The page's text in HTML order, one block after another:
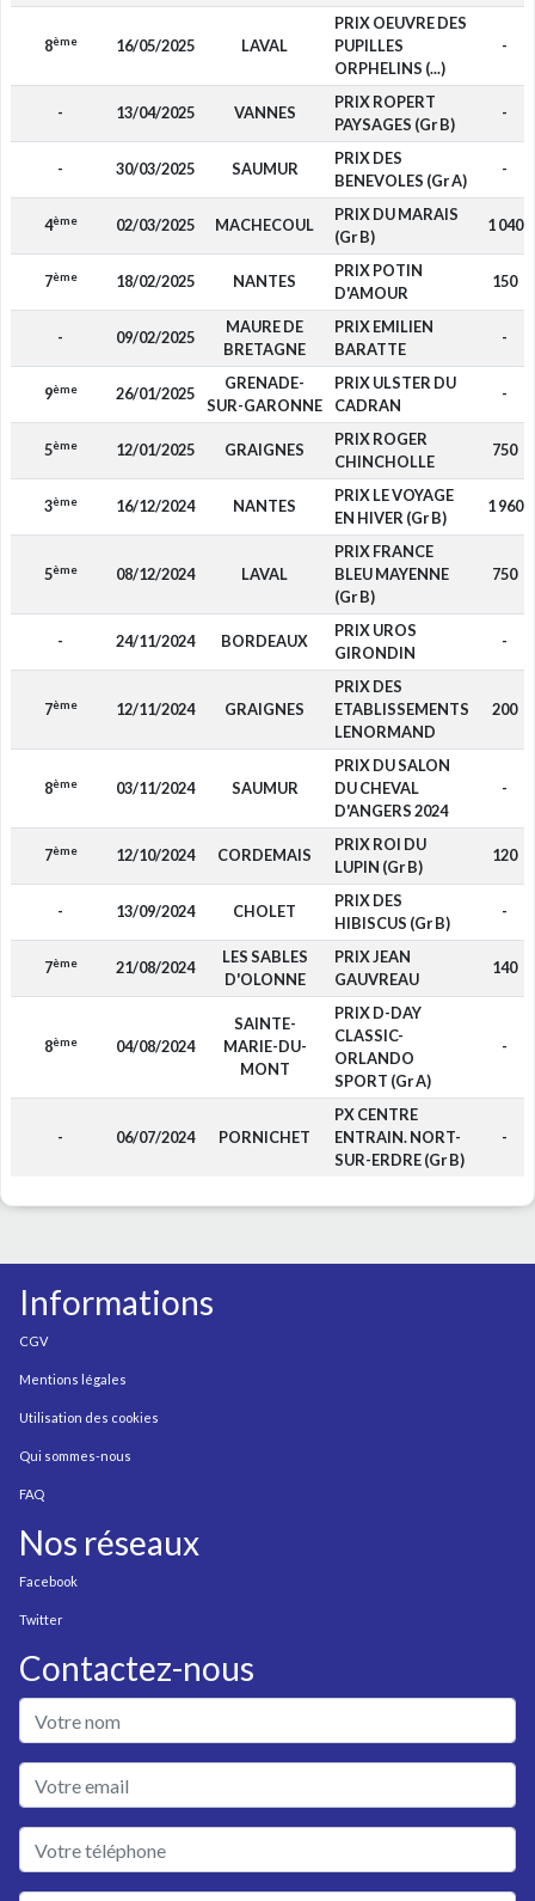
8ème 16/05/2025 LAVAL
PRIX OEUVRE DES
PUPILLES
ORPHELINS (...)
-
- 13/04/2025 VANNES
PRIX ROPERT
PAYSAGES (Gr B)
-
- 30/03/2025 SAUMUR
PRIX DES
BENEVOLES (Gr A)
-
4ème 02/03/2025 MACHECOUL
PRIX DU MARAIS
(Gr B)
1 040
7ème 18/02/2025 NANTES
PRIX POTIN
D'AMOUR
150
- 09/02/2025
MAURE DE
BRETAGNE
PRIX EMILIEN
BARATTE
-
9ème 26/01/2025
GRENADE-
SUR-GARONNE
PRIX ULSTER DU
CADRAN
-
5ème 12/01/2025 GRAIGNES
PRIX ROGER
CHINCHOLLE
750
3ème 16/12/2024 NANTES
PRIX LE VOYAGE
EN HIVER (Gr B)
1 960
5ème 08/12/2024 LAVAL
PRIX FRANCE
BLEU MAYENNE
(Gr B)
750
- 24/11/2024 BORDEAUX
PRIX UROS
GIRONDIN
-
7ème 12/11/2024 GRAIGNES
PRIX DES
ETABLISSEMENTS
LENORMAND
200
8ème 03/11/2024 SAUMUR
PRIX DU SALON
DU CHEVAL
D'ANGERS 2024
-
7ème 12/10/2024 CORDEMAIS
PRIX ROI DU
LUPIN (Gr B)
120
- 13/09/2024 CHOLET
PRIX DES
HIBISCUS (Gr B)
-
7ème 21/08/2024
LES SABLES
D'OLONNE
PRIX JEAN
GAUVREAU
140
8ème 04/08/2024
SAINTE-
MARIE-DU-
MONT
PRIX D-DAY
CLASSIC-
ORLANDO
SPORT (Gr A)
-
- 06/07/2024 PORNICHET
PX CENTRE
ENTRAIN. NORT-
SUR-ERDRE (Gr B)
-
Informations
CGV
Mentions légales
Utilisation des cookies
Qui sommes-nous
FAQ
Nos réseaux
Facebook
Twitter
Contactez-nous